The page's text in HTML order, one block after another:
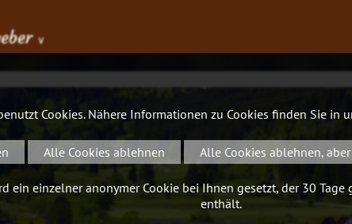
∨
Cookies. Nähere Informationen zu Cookies finden Sie in
Alle Cookies ablehnen Alle Cookies ablehnen,
ein einzelner anonymer Cookie bei Ihnen gesetzt, der 30
enthält.